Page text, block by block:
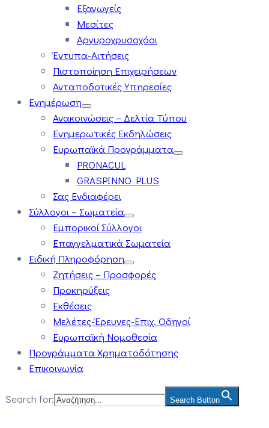
Εξαγωγείς
Μεσίτες
Αργυροχρυσοχόοι
Έντυπα-Αιτήσεις
Πιστοποίηση Επιχειρήσεων
Ανταποδοτικές Υπηρεσίες
Ενημέρωση
Ανακοινώσεις – Δελτία Τύπου
Ενημερωτικές Εκδηλώσεις
Ευρωπαϊκά Προγράμματα
PRONACUL
GRASPINNO PLUS
Σας Ενδιαφέρει
Σύλλογοι – Σωματεία
Εμπορικοί Σύλλογοι
Επαγγελματικά Σωματεία
Ειδική Πληροφόρηση
Ζητήσεις – Προσφορές
Προκηρύξεις
Εκθέσεις
Μελέτες-Έρευνες-Επιχ. Οδηγοί
Ευρωπαϊκή Νομοθεσία
Προγράμματα Χρηματοδότησης
Επικοινωνία
Search for: Search Button